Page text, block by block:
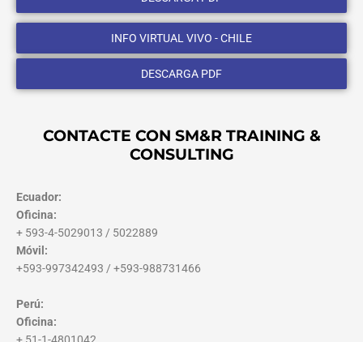
INFO VIRTUAL VIVO - CHILE
DESCARGA PDF
CONTACTE CON SM&R TRAINING &
CONSULTING
Ecuador:
Oficina:
+ 593-4-5029013 / 5022889
Móvil:
+593-997342493 / +593-988731466
Perú:
Oficina: